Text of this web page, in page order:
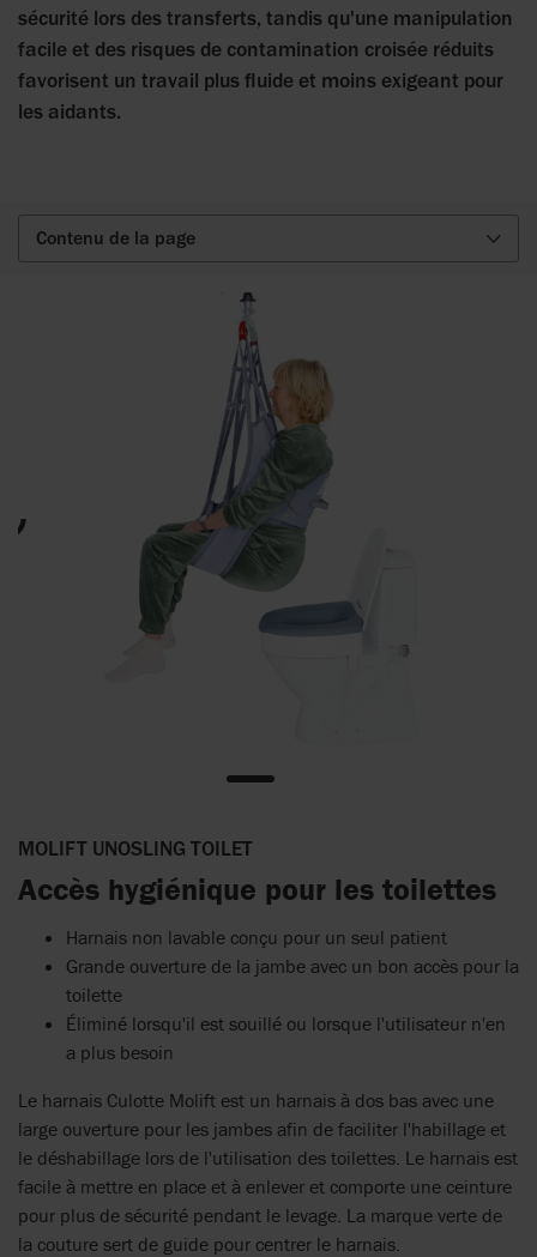
sécurité lors des transferts, tandis qu'une manipulation
facile et des risques de contamination croisée réduits
favorisent un travail plus fluide et moins exigeant pour
les aidants.
Contenu de la page
MOLIFT UNOSLING TOILET
Accès hygiénique pour les toilettes
Harnais non lavable conçu pour un seul patient
Grande ouverture de la jambe avec un bon accès pour la
toilette
Éliminé lorsqu'il est souillé ou lorsque l'utilisateur n'en
a plus besoin
Le harnais Culotte Molift est un harnais à dos bas avec une
large ouverture pour les jambes afin de faciliter l'habillage et
le déshabillage lors de l'utilisation des toilettes. Le harnais est
facile à mettre en place et à enlever et comporte une ceinture
pour plus de sécurité pendant le levage. La marque verte de
la couture sert de guide pour centrer le harnais.